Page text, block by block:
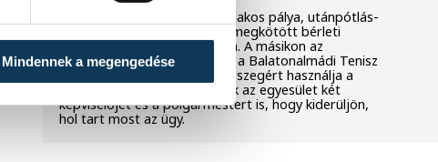
Mindennek a megengedése
Évtizedes hagyomány, hat salakos pálya, utánpótlás-
nevelés és egy hosszú távra megkötött bérleti
szerződés áll az egyik oldalon. A másikon az
önkormányzat, amely szerint a Balatonalmádi Tenisz
Klub aránytalanul alacsony összegért használja a
városi területet. Megkerestük az egyesület két
képviselőjét és a polgármestert is, hogy kiderüljön,
hol tart most az ügy.